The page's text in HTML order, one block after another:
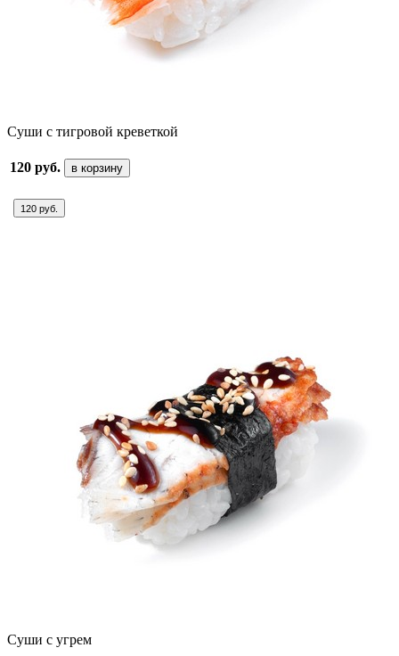
Суши с тигровой креветкой
120 руб. в корзину
120 руб.
Суши с угрем